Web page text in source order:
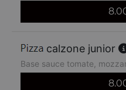
calzone junior
Base sauce tomate,